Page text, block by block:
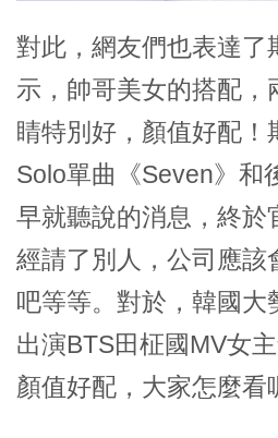
對此，網友們也表達了
示，帥哥美女的搭配，
睛特別好，顏值好配！
Solo單曲《Seven》和
早就聽說的消息，終於
經請了別人，公司應該
吧等等。對於，韓國大
出演BTS田柾國MV女
顏值好配，大家怎麼看